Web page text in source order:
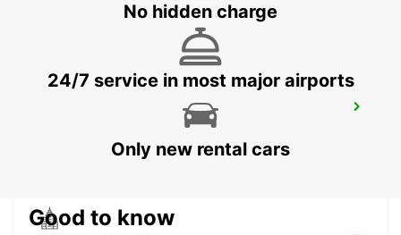
BERLIN SPANDAU RAILWAY DELIVERY
No hidden charge
24/7 service in most major airports
Only new rental cars
Good to know